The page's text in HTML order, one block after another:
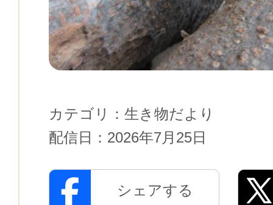
カテゴリ： 生き物だより
配信日： 2026年7月25日
シェアする